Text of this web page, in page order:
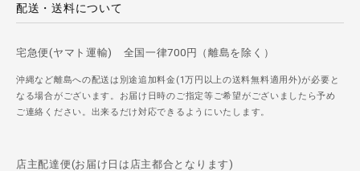
配送・送料について
宅急便(ヤマト運輸) 全国一律700円（離島を除く）
沖縄など離島への配送は別途追加料金(1万円以上の送料無料適用外)が必要と
なる場合がございます。お届け日時のご指定等ご希望がございましたら予め
ご連絡ください。出来るだけ対応できるようにいたします。
店主配達便(お届け日は店主都合となります)